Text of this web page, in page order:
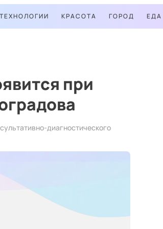
ТЕХНОЛОГИИ КРАСОТА ГОРОД ЕДА
при
диагностического